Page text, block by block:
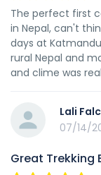
The perfect first
in Nepal, can't
days at
rural Nepal and
and clime was
Lali
07/14/
Great Trekking